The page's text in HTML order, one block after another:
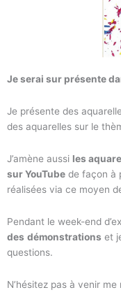
Je serai sur présente
Je présente des
des aquarelles sur le
J’amène aussi les
sur YouTube de façon à
réalisées via ce moyen
Pendant le week-end
des démonstrations et
questions.
N’hésitez pas à venir